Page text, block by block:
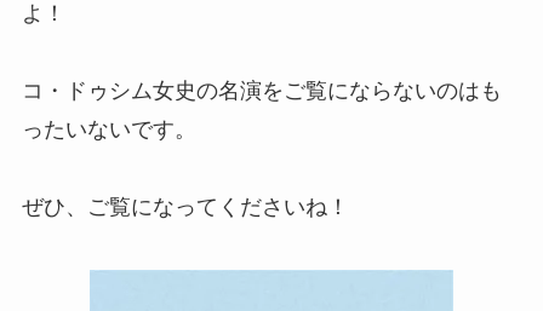
よ！
コ・ドゥシム女史の名演をご覧にならないのはも
ったいないです。
ぜひ、ご覧になってくださいね！